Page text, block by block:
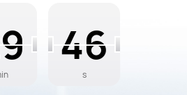
44
45
44
45
s